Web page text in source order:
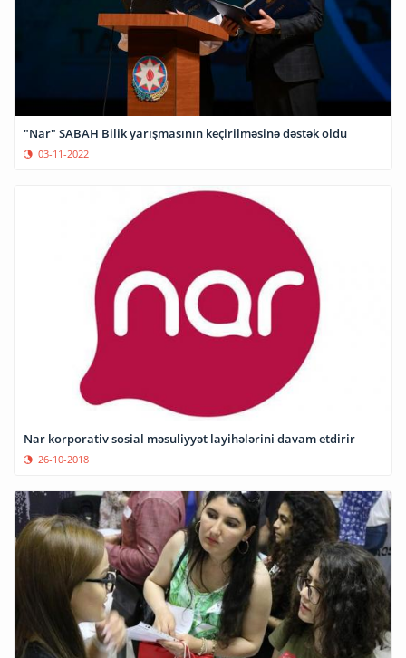
"Nar" SABAH Bilik yarışmasının keçirilməsinə dəstək oldu
03-11-2022
Nar korporativ sosial məsuliyyət layihələrini davam etdirir
26-10-2018